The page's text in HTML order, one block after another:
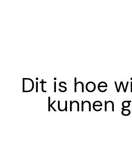
Dit is hoe
kunnen